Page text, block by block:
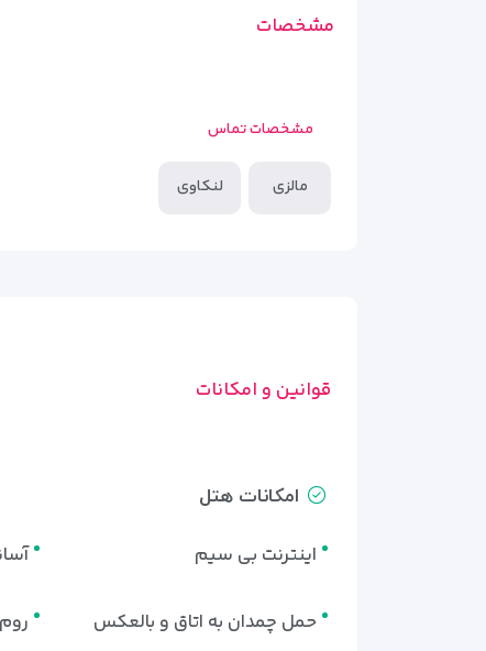
مشخصات
مشخصات تماس
مالزی لنکاوی
قوانین و امکانات
امکانات هتل
اینترنت بی سیم
حمل چمدان به اتاق و بالعکس روم